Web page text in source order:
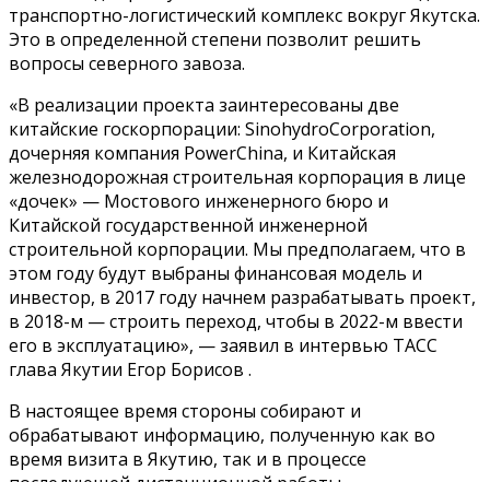
транспортно-логистический комплекс вокруг Якутска.
Это в определенной степени позволит решить
вопросы северного завоза.
«В реализации проекта заинтересованы две
китайские госкорпорации: SinohydroCorporation,
дочерняя компания PowerChina, и Китайская
железнодорожная строительная корпорация в лице
«дочек» — Мостового инженерного бюро и
Китайской государственной инженерной
строительной корпорации. Мы предполагаем, что в
этом году будут выбраны финансовая модель и
инвестор, в 2017 году начнем разрабатывать проект,
в 2018-м — строить переход, чтобы в 2022-м ввести
его в эксплуатацию», — заявил в интервью ТАСС
глава Якутии Егор Борисов .
В настоящее время стороны собирают и
обрабатывают информацию, полученную как во
время визита в Якутию, так и в процессе